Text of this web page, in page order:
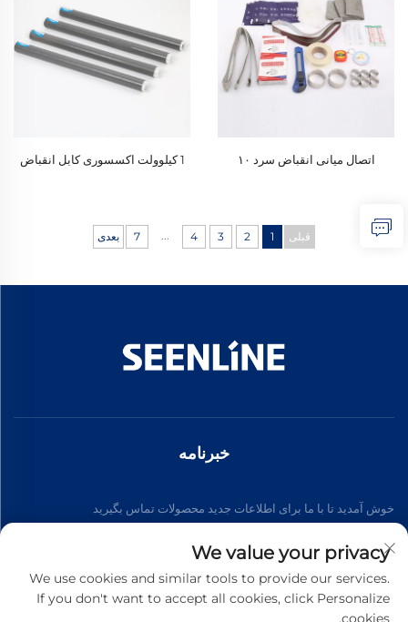
اتصال میانی انقباض سرد ۱۰
1 کیلوولت اکسسوری کابل انقباض
قبلی 1
2
3
4
7 بعدی
خبرنامه
خوش آمدید تا با ما برای اطلاعات جدید محصولات تماس بگیرید
مشترک شوید
We value your privacy
We use cookies and similar tools to provide our services.
If you don't want to accept all cookies, click Personalize
cookies.